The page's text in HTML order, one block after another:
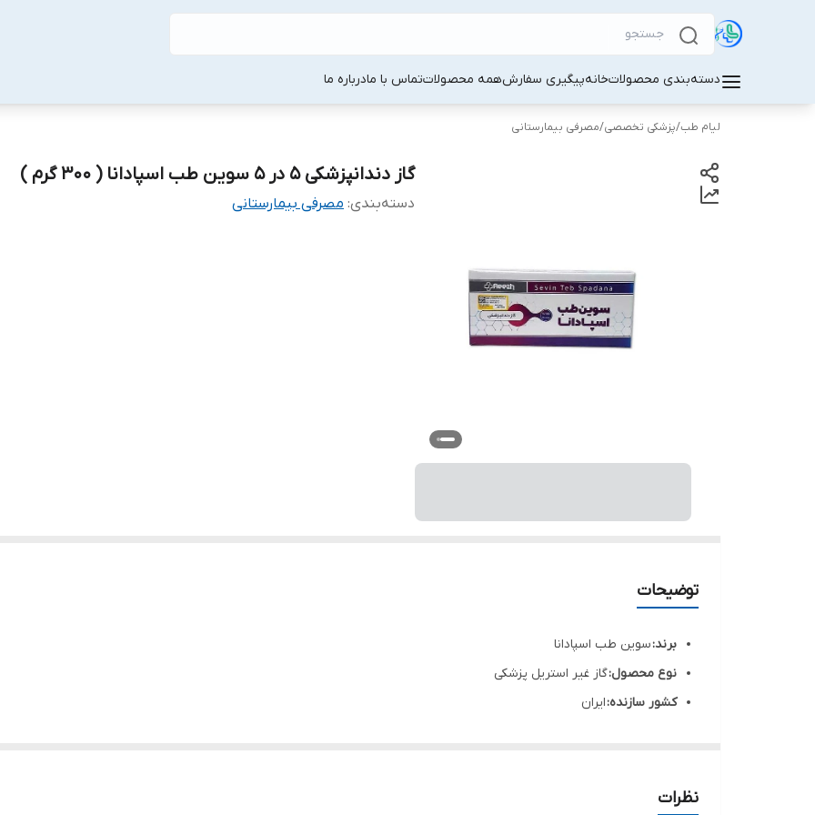
دسته‌بندی محصولاتخانهپیگیری سفارشهمه محصولاتتماس با مادرباره ما
لیام طب/پزشکی تخصصی/مصرفی بیمارستانی
گاز دندانپزشکی 5 در 5 سوین طب اسپادانا ( 300 گرم )
دسته‌بندی: مصرفی بیمارستانی
توضیحات
برند:سوین طب اسپادانا
نوع محصول:گاز غیر استریل پزشکی
کشور سازنده:ایران
کاربردها:نظرات